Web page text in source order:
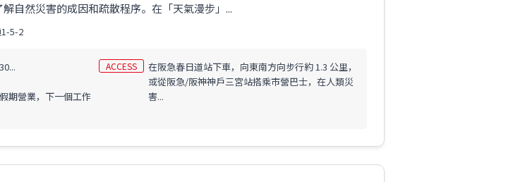
自然災害的成因和疏散程序。在「天氣漫步」...
5-2
期營業，下一個工作
ACCESS
在阪急春日道站下車，向東南方向步行約 1.3 公里，
或從阪急/阪神神戶三宮站搭乘市營巴士，在人類災
害...